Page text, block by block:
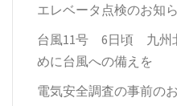
エレベータ点検のお知
台風11号 6日頃 九州
めに台風への備えを
電気安全調査の事前の